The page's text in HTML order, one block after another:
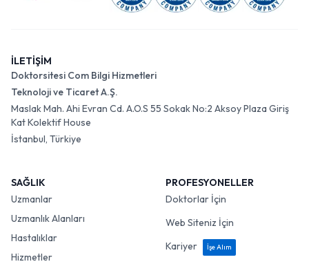
İLETİŞİM
Doktorsitesi Com Bilgi Hizmetleri
Teknoloji ve Ticaret A.Ş.
Maslak Mah. Ahi Evran Cd. A.O.S 55 Sokak No:2 Aksoy Plaza Giriş
Kat Kolektif House
İstanbul, Türkiye
SAĞLIK
Uzmanlar
Uzmanlık Alanları
Hastalıklar
Hizmetler
PROFESYONELLER
Doktorlar İçin
Web Siteniz İçin
Kariyer
İşe Alım